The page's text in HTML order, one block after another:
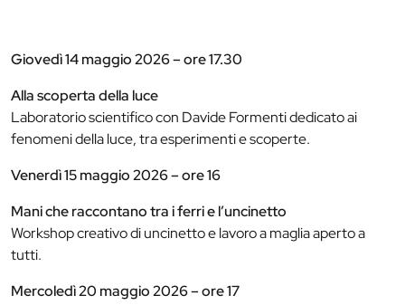
Giovedì 14 maggio 2026 – ore 17.30
Alla scoperta della luce
Laboratorio scientifico con Davide Formenti dedicato ai
fenomeni della luce, tra esperimenti e scoperte.
Venerdì 15 maggio 2026 – ore 16
Mani che raccontano tra i ferri e l’uncinetto
Workshop creativo di uncinetto e lavoro a maglia aperto a
tutti.
Mercoledì 20 maggio 2026 – ore 17